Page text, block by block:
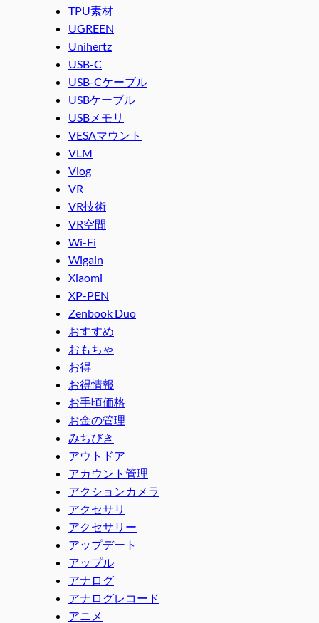
TPU素材
UGREEN
Unihertz
USB-C
USB-Cケーブル
USBケーブル
USBメモリ
VESAマウント
VLM
Vlog
VR
VR技術
VR空間
Wi-Fi
Wigain
Xiaomi
XP-PEN
Zenbook Duo
おすすめ
おもちゃ
お得
お得情報
お手頃価格
お金の管理
みちびき
アウトドア
アカウント管理
アクションカメラ
アクセサリ
アクセサリー
アップデート
アップル
アナログ
アナログレコード
アニメ